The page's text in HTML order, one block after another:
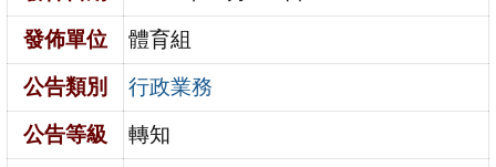
發佈單位
體育組
公告類別
行政業務
公告等級
轉知